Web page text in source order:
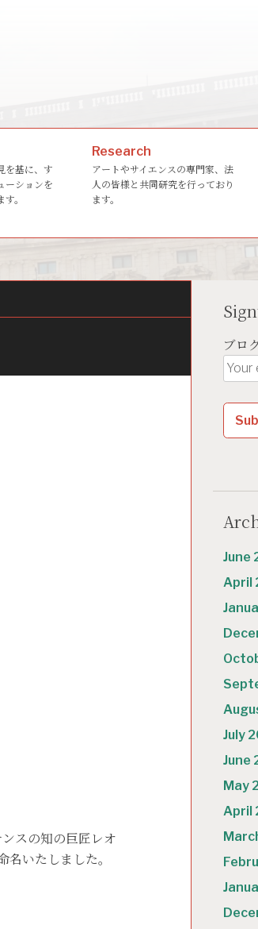
を基に、す
ーションを
。
Research
アートやサイエンスの専門家、法
人の皆様と共同研究を行っており
ます。
スの知の巨匠レオ
いたしました。
ブロ
June
April
July
June
May
April